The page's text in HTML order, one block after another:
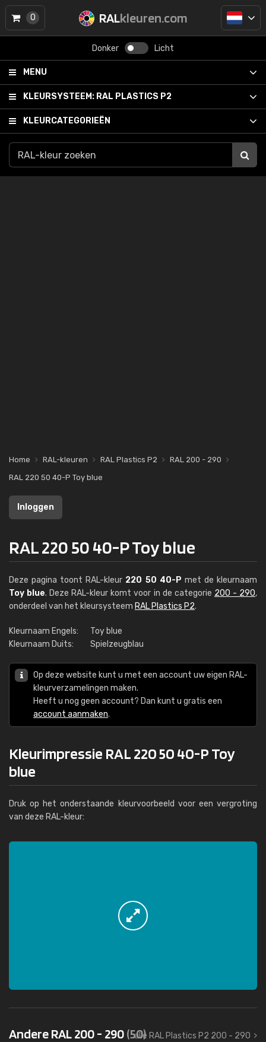
RALkleuren.com
Donker Licht
MENU
KLEURSYSTEEM: RAL PLASTICS P2
KLEURCATEGORIEËN
0
Home RAL-kleuren RAL Plastics P2
RAL 200 - 290
RAL 220 50 40-P Toy blue
Inloggen
RAL 220 50 40-P Toy blue
Deze pagina toont RAL-kleur 220 50 40-P met de kleurnaam
Toy blue. Deze RAL-kleur komt voor in de categorie 200 - 290,
onderdeel van het kleursysteem RAL Plastics P2.
Kleurnaam Engels:
Toy blue
Kleurnaam Duits:
Spielzeugblau
Op deze website kunt u met een account uw eigen RAL-
kleurverzamelingen maken.
Heeft u nog geen account? Dan kunt u gratis een
account aanmaken.
Kleurimpressie RAL 220 50 40-P Toy
blue
Druk op het onderstaande kleurvoorbeeld voor een vergroting
van deze RAL-kleur:
Andere RAL 200 - 290(50)
alle RAL Plastics P2 200 - 290